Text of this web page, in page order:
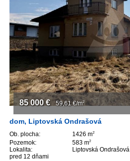
O NÁS
REALITNÁ INZERCIA NA TRH.SK
CENNÍK REALITNEJ INZERCIE
ZVÝRAZNENIE REALITNÝCH INZERÁTOV
REKLAMA
PARTNERI
KONTAKT
dom, Liptovská Ondrašová
Ob. plocha: 1426 m2
Pozemok: 583 m2
Lokalita:
Liptovská Ondrašová
pred 12 dňami
85 000 € 59,61 €/m2